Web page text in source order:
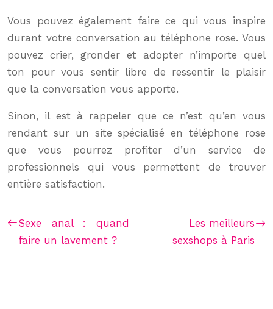
Vous pouvez également faire ce qui vous inspire
durant votre conversation au téléphone rose. Vous
pouvez crier, gronder et adopter n’importe quel
ton pour vous sentir libre de ressentir le plaisir
que la conversation vous apporte.
Sinon, il est à rappeler que ce n’est qu’en vous
rendant sur un site spécialisé en téléphone rose
que vous pourrez profiter d’un service de
professionnels qui vous permettent de trouver
entière satisfaction.
Sexe anal : quand
faire un lavement ?
Les meilleurs
sexshops à Paris